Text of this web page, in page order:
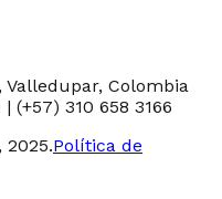
Colombia
(+57) 310 658 3166
2025.Política de